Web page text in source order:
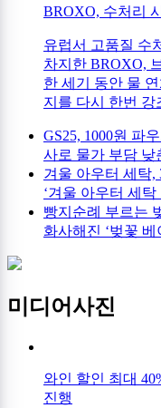
BROXO, 수처리
유럽서 고품질 수
차지한 BROXO,
한 세기 동안 물
지를 다시 한번 강
GS25, 1000원 파
사로 물가 부담 낮
겨울 아우터 세탁
‘겨울 아우터 세탁
빵지순례 부르는
화사해진 ‘벚꽃 베
미디어사진
와인 할인 최대
진행